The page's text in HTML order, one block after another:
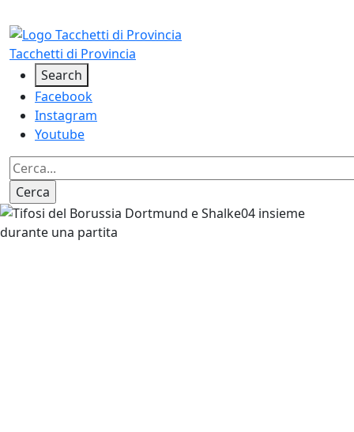
Tacchetti di Provincia
Social
Search
Facebook
Instagram
Youtube
Image